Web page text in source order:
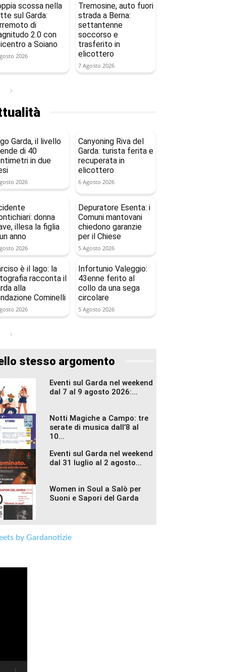
scossa nella
sul Garda:
di
2.0 con
a Soiano
2026
Tremosine, auto fuori
strada a Berna:
settantenne
soccorso e
trasferito in
elicottero
7 Agosto 2026
Garda, il livello
di 40
in due
2026
Canyoning Riva del
Garda: turista ferita e
recuperata in
elicottero
6 Agosto 2026
donna
illesa la figlia
anno
2026
Depuratore Esenta: i
Comuni mantovani
chiedono garanzie
per il Chiese
5 Agosto 2026
è il lago: la
racconta il
alla
Cominelli
2026
Infortunio Valeggio:
43enne ferito al
collo da una sega
circolare
5 Agosto 2026
stesso argomento
Eventi sul Garda nel weekend
dal 7 al 9 agosto 2026:...
Notti Magiche a Campo: tre
serate di musica dall’8 al
10...
Eventi sul Garda nel weekend
dal 31 luglio al 2 agosto...
Women in Soul a Salò per
Suoni e Sapori del Garda
by Gardanotizie